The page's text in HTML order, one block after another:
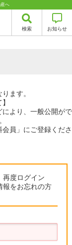
へ
検索 お知らせ
ます。
より、一般公開がで
員」にご登録くださ
再度ログイン
報をお忘れの方